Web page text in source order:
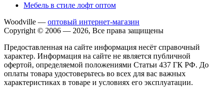
Мебель в стиле лофт оптом
Woodville — оптовый интернет-магазин
Copyright © 2006 — 2026, Все права защищены
Предоставленная на сайте информация несёт справочный
характер. Информация на сайте не является публичной
офертой, определяемой положениями Статьи 437 ГК РФ. До
оплаты товара удостоверьтесь во всех для вас важных
характеристиках в товаре и условиях его эксплуатации.